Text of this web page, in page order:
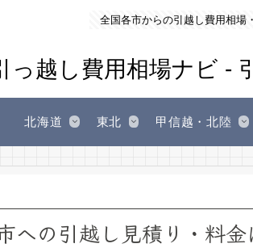
全国各市からの引越し費用相場
北海道 東北 甲信越・北陸
への引越し見積り・料金